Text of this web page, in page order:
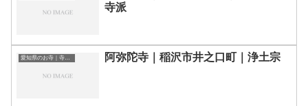
寺派
愛知県のお寺｜寺院一覧 阿弥陀寺｜稲沢市井之口町｜浄土宗